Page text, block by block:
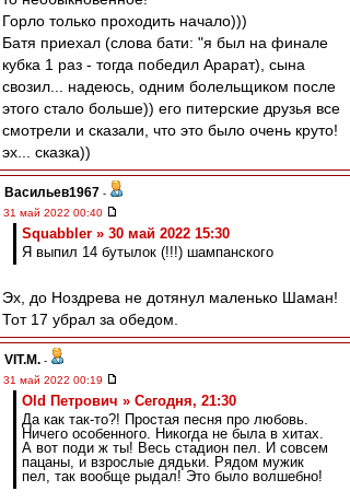
Горло только проходить начало)))
Батя приехал (слова бати: "я был на финале
кубка 1 раз - тогда победил Арарат), сына
свозил... надеюсь, одним болельщиком после
этого стало больше)) его питерские друзья все
смотрели и сказали, что это было очень круто!
эх... сказка))
Васильев1967 -
31 май 2022 00:40
Squabbler » 30 май 2022 15:30
Я выпил 14 бутылок (!!!) шампанского
Эх, до Ноздрева не дотянул маленько Шаман!
Тот 17 убрал за обедом.
VIT.M. -
31 май 2022 00:19
Old Петрович » Сегодня, 21:30
Да как так-то?! Простая песня про любовь.
Ничего особенного. Никогда не была в хитах.
А вот поди ж ты! Весь стадион пел. И совсем
пацаны, и взрослые дядьки. Рядом мужик
пел, так вообще рыдал! Это было волшебно!